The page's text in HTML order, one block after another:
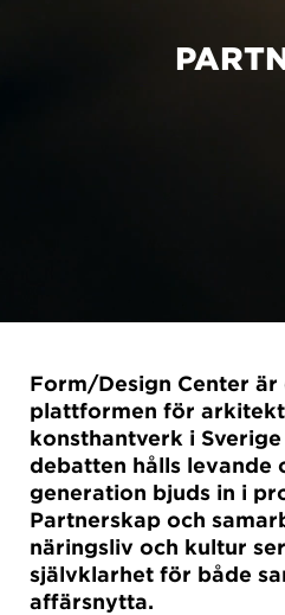
Form/Design Center är
plattformen för
konsthantverk i
debatten hålls levande
generation bjuds in i
Partnerskap och
näringsliv och kultur
självklarhet för både
affärsnytta.